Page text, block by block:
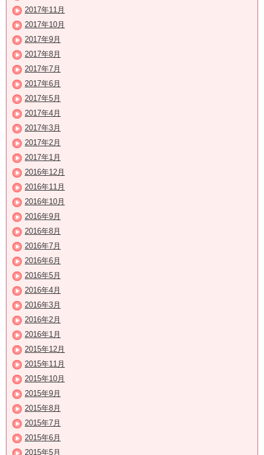
2017年11月
2017年10月
2017年9月
2017年8月
2017年7月
2017年6月
2017年5月
2017年4月
2017年3月
2017年2月
2017年1月
2016年12月
2016年11月
2016年10月
2016年9月
2016年8月
2016年7月
2016年6月
2016年5月
2016年4月
2016年3月
2016年2月
2016年1月
2015年12月
2015年11月
2015年10月
2015年9月
2015年8月
2015年7月
2015年6月
2015年5月